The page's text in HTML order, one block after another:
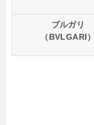
ブルガリ
（BVLGARI）